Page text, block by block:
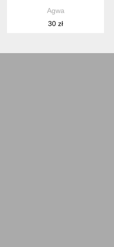
Agwa
30 zł